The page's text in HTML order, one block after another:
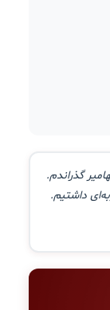
گذراندم.
داشتیم.